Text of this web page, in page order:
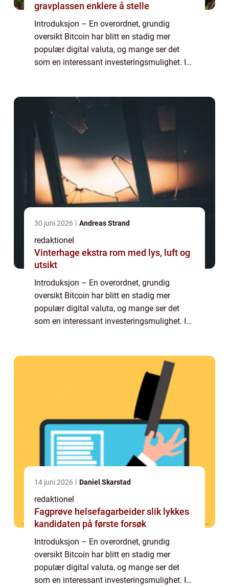
gravplassen enklere å stelle
Introduksjon – En overordnet, grundig
oversikt Bitcoin har blitt en stadig mer
populær digital valuta, og mange ser det
som en interessant investeringsmulighet. I
30 juni 2026 Andreas Strand
redaktionel
Vinterhage ekstra rom med lys, luft og
utsikt
Introduksjon – En overordnet, grundig
oversikt Bitcoin har blitt en stadig mer
populær digital valuta, og mange ser det
som en interessant investeringsmulighet. I
14 juni 2026 Daniel Skarstad
redaktionel
Fagprøve helsefagarbeider slik lykkes
kandidaten på første forsøk
Introduksjon – En overordnet, grundig
oversikt Bitcoin har blitt en stadig mer
populær digital valuta, og mange ser det
som en interessant investeringsmulighet. I